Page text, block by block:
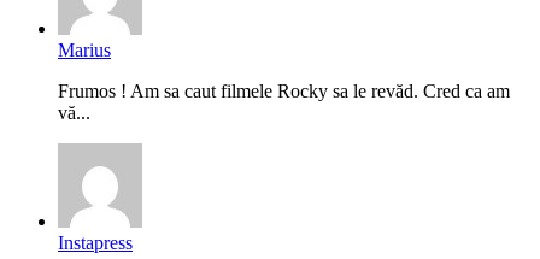
Marius
Frumos ! Am sa caut filmele Rocky sa le revăd. Cred ca am
vă...
Instapress